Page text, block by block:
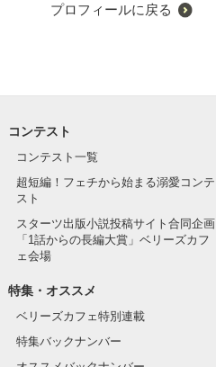
プロフィールに戻る
コンテスト
コンテスト一覧
超短編！フェチから始まる溺愛コンテ
スト
スターツ出版小説投稿サイト合同企画
「1話からの長編大賞」ベリーズカフ
ェ会場
特集・オススメ
ベリーズカフェ特別連載
特集バックナンバー